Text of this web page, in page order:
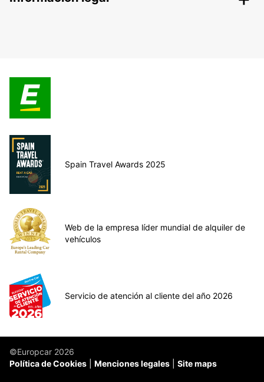
Spain Travel Awards 2025
Web de la empresa líder mundial de alquiler de
vehículos
Servicio de atención al cliente del año 2026
©Europcar 2026
Política de Cookies
Menciones legales Site maps